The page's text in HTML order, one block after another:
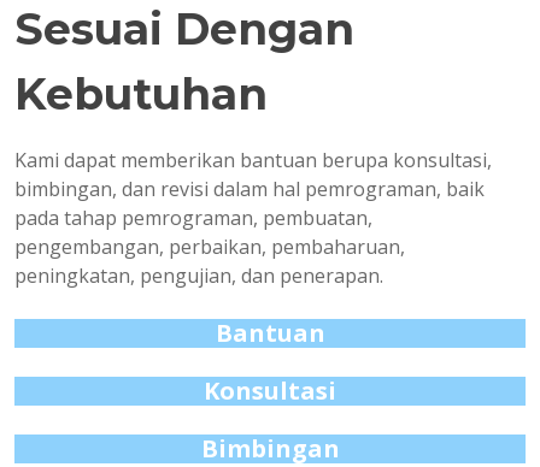
Sesuai Dengan
Kebutuhan
Kami dapat memberikan bantuan berupa konsultasi,
bimbingan, dan revisi dalam hal pemrograman, baik
pada tahap pemrograman, pembuatan,
pengembangan, perbaikan, pembaharuan,
peningkatan, pengujian, dan penerapan.
Bantuan
Konsultasi
Bimbingan